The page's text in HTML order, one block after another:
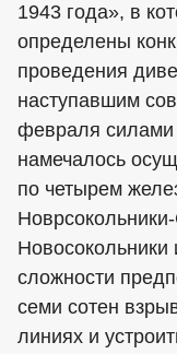
1943 года», в
определены
проведения
наступавшим
февраля силами
намечалось
по четырем
сложности
семи сотен
линиях и